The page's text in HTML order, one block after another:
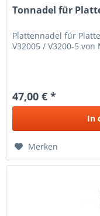
Tonnadel für
Plattennadel für
V32005 / V3200-5 von
47,00 € *
In
Merken